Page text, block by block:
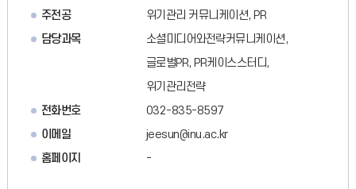
주전공
위기관리 커뮤니케이션, PR
담당과목
소셜미디어와전략커뮤니케이션,
글로벌PR, PR케이스스터디,
위기관리전략
전화번호
032-835-8597
이메일
jeesun@inu.ac.kr
홈페이지
-